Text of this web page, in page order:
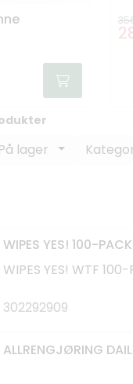
På lager
WIPES YES! 100-PACK
WIPES YES! WTF 100-
302292909
ALLRENGJØRING